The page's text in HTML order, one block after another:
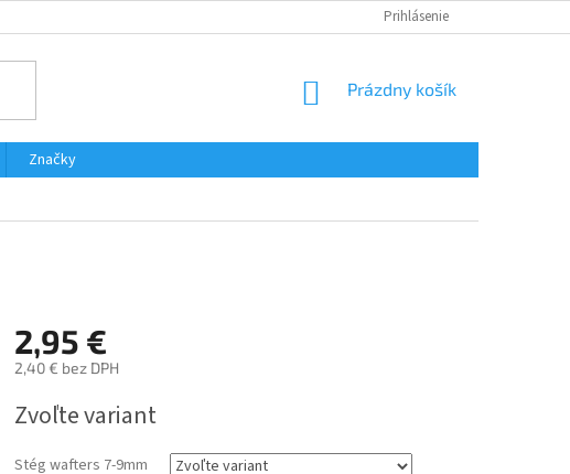
Prihlásenie
NÁKUPNÝ
Prázdny košík
Značky
2,95 €
2,40 € bez DPH
cena:
Zvoľte variant
Stég wafters 7-9mm